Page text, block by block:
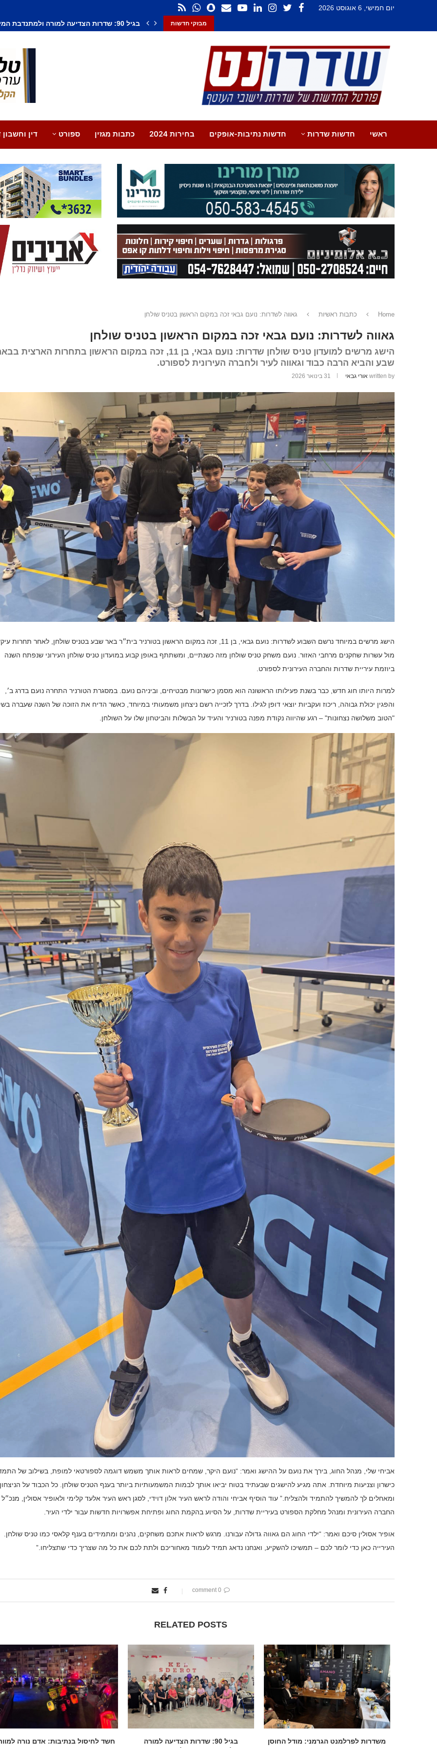
יום חמישי, 6 אוגוסט 2026
מבזקי חדשות חשד לחיסול בנתיבות: אדם נורה למוות, צעיר
ראשי חדשות שדרות חדשות נתיבות-אופקים בחירות 2024 כתבות מגזין ספורט דין וחשבון
Home כתבות ראשיות גאווה לשדרות: נועם גבאי זכה במקום הראשון בטניס שולחן
גאווה לשדרות: נועם גבאי זכה במקום הראשון בטניס שולחן
הישג מרשים למועדון טניס שולחן שדרות: נועם גבאי, בן 11, זכה במקום הראשון בתחרות הארצית
שבע והביא הרבה כבוד וגאווה לעיר ולחברה העירונית לספורט.
written by אורי גבאי 31 בינואר 2026
הישג מרשים במיוחד נרשם השבוע לשדרות: נועם גבאי, בן 11, זכה במקום הראשון בטורניר בית״ר באר שבע בטניס שולחן, לאחר תחרות
מול עשרות שחקנים מרחבי האזור. נועם משחק טניס שולחן מזה כשנתיים, ומשתתף באופן קבוע במועדון טניס שולחן העירוני שנפתח השנה
ביוזמת עיריית שדרות והחברה העירונית לספורט.
למרות היותו חוג חדש, כבר בשנת פעילותו הראשונה הוא מסמן כישרונות מבטיחים, וביניהם נועם. במסגרת הטורניר התחרה נועם בדרג ב׳,
והפגין יכולת גבוהה, ריכוז ועקביות יוצאי דופן לגילו. בדרך לזכייה רשם ניצחון משמעותי במיוחד, כאשר הדיח את הזוכה של השנה שעברה
"הטוב משלושה נצחונות" – רגע שהיווה נקודת מפנה בטורניר והעיד על הבשלות והביטחון שלו על השולחן.
אביחי שלי, מנהל החוג, בירך את נועם על ההישג ואמר: “נועם היקר, שמחים לראות אותך משמש דוגמה לספורטאי למופת, בשילוב של
כישרון וצניעות מיוחדת. אתה מגיע להישגים שבעתיד בטוח יביאו אותך לבמות המשמעותיות ביותר בענף הטניס שולחן. כל הכבוד על
ומאחלים לך להמשיך להתמיד ולהצליח.” עוד הוסיף אביחי והודה לראש העיר אלון דוידי, לסגן ראש העיר אלעד קלימי ולאופיר אסולין, מנכ״ל
החברה העירונית ומנהל מחלקת הספורט בעיריית שדרות, על הסיוע בהקמת החוג ופתיחת אפשרויות חדשות עבור ילדי העיר.
אופיר אסולין סיכם ואמר: “ילדי החוג הם גאווה גדולה עבורנו. מרגש לראות אתכם משחקים, נהנים ומתמידים בענף קלאסי כמו טניס שולחן.
העירייה כאן כדי לומר לכם – תמשיכו להשקיע, ואנחנו נדאג תמיד לעמוד מאחוריכם ולתת לכם את כל מה שצריך כדי שתצליחו.”
0 comment
RELATED POSTS
משדרות לפרלמנט הגרמני: מודל החוסן
בגיל 90: שדרות הצדיעה למורה
חשד לחיסול בנתיבות: אדם נורה